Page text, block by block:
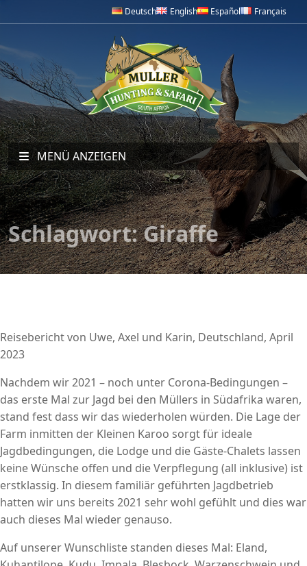
Deutsch English Español Français
MENÜ ANZEIGEN
Schlagwort:Giraffe
Reisebericht von Uwe, Axel und Karin, Deutschland, April
2023
Nachdem wir 2021 – noch unter Corona-Bedingungen –
das erste Mal zur Jagd bei den Müllers in Südafrika waren,
stand fest dass wir das wiederholen würden. Die Lage der
Farm inmitten der Kleinen Karoo sorgt für ideale
Jagdbedingungen, die Lodge und die Gäste-Chalets lassen
keine Wünsche offen und die Verpflegung (all inklusive) ist
erstklassig. In diesem familiär geführten Jagdbetrieb
hatten wir uns bereits 2021 sehr wohl gefühlt und dies war
auch dieses Mal wieder genauso.
Auf unserer Wunschliste standen dieses Mal: Eland,